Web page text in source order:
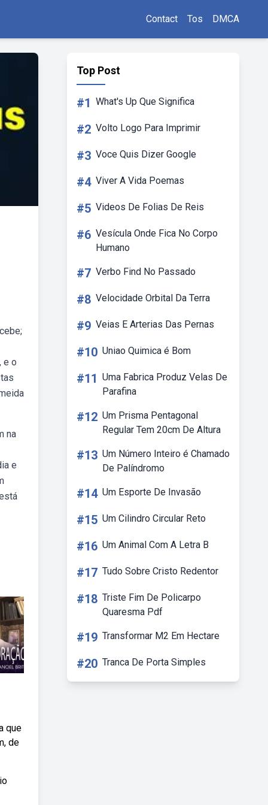
Contact Tos DMCA
e o
na
e
que
de
Top Post
#1 What's Up Que Significa
#2 Volto Logo Para Imprimir
#3 Voce Quis Dizer Google
#4 Viver A Vida Poemas
#5 Videos De Folias De Reis
#6 Vesícula Onde Fica No Corpo
Humano
#7 Verbo Find No Passado
#8 Velocidade Orbital Da Terra
#9 Veias E Arterias Das Pernas
#10 Uniao Quimica é Bom
#11 Uma Fabrica Produz Velas De
Parafina
#12 Um Prisma Pentagonal
Regular Tem 20cm De Altura
#13 Um Número Inteiro é Chamado
De Palíndromo
#14 Um Esporte De Invasão
#15 Um Cilindro Circular Reto
#16 Um Animal Com A Letra B
#17 Tudo Sobre Cristo Redentor
#18 Triste Fim De Policarpo
Quaresma Pdf
#19 Transformar M2 Em Hectare
#20 Tranca De Porta Simples